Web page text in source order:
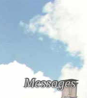
Messages